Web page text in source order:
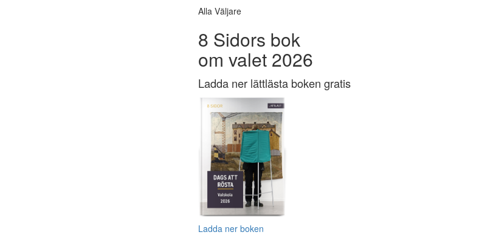
Alla Väljare
8 Sidors bok
om valet 2026
Ladda ner lättlästa boken gratis
Ladda ner boken